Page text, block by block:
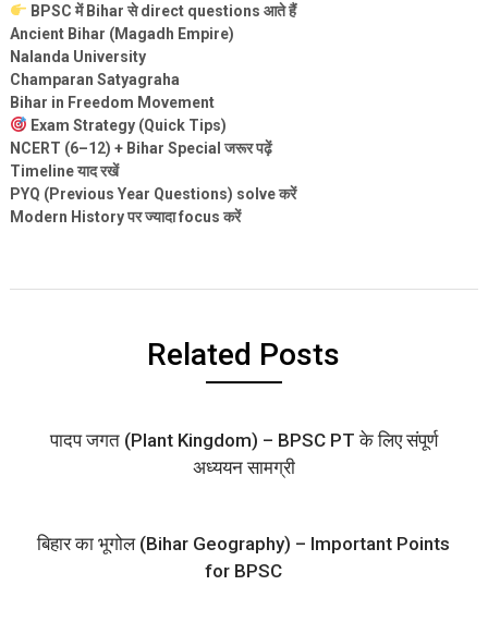
BPSC में Bihar से direct questions आते हैं
Ancient Bihar (Magadh Empire)
Nalanda University
Champaran Satyagraha
Bihar in Freedom Movement
Exam Strategy (Quick Tips)
NCERT (6–12) + Bihar Special जरूर पढ़ें
Timeline याद रखें
PYQ (Previous Year Questions) solve करें
Modern History पर ज्यादा focus करें
Related Posts
पादप जगत (Plant Kingdom) – BPSC PT के लिए संपूर्ण
अध्ययन सामग्री
बिहार का भूगोल (Bihar Geography) – Important Points
for BPSC